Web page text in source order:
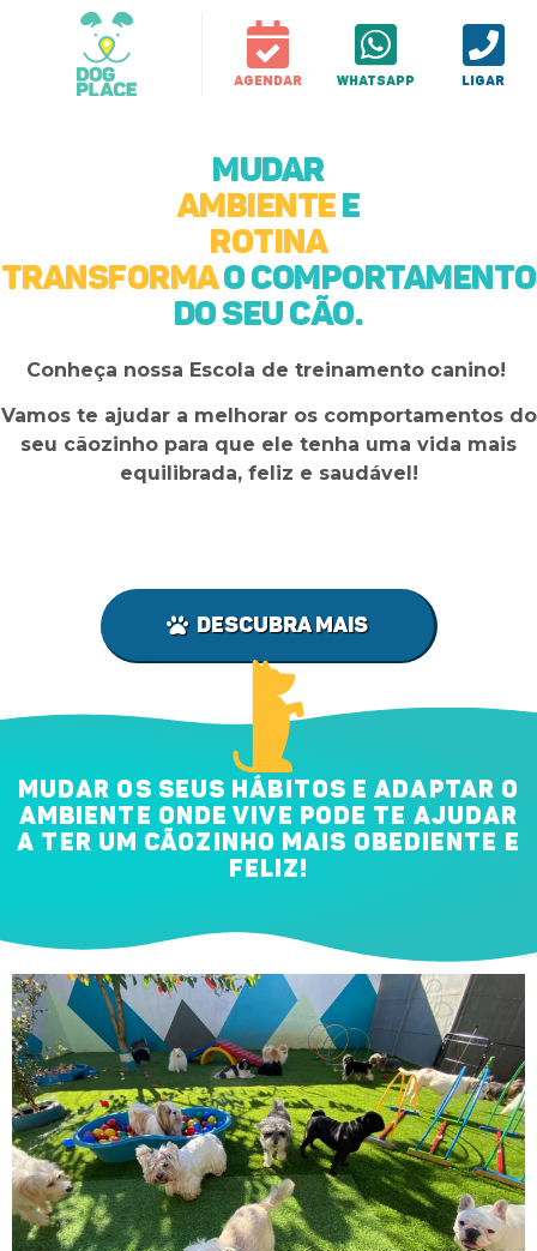
Agendar WhatsApp Ligar
Mudar
ambientee
rotina
Transformao comportamento
do seu cão.
Conheça nossa Escola de treinamento canino!
Vamos te ajudar a melhorar os comportamentos do
seu cãozinho para que ele tenha uma vida mais
equilibrada, feliz e saudável!
Descubra Mais
MUDAR OS SEUS HÁBITOS E ADAPTAR O
AMBIENTE ONDE VIVE PODE TE AJUDAR
A TER UM CÃOZINHO MAIS OBEDIENTE E
FELIZ!